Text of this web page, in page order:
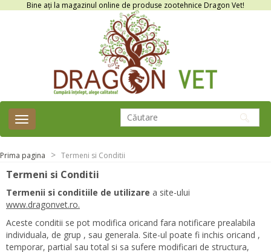
Bine ați la magazinul online de produse zootehnice Dragon Vet!
Toggle
navigation
Prima pagina Termeni si Conditii
Termeni si Conditii
Termenii si conditiile de utilizare a site-ului
www.dragonvet.ro.
Aceste conditii se pot modifica oricand fara notificare prealabila
individuala, de grup , sau generala. Site-ul poate fi inchis oricand ,
temporar, partial sau total si sa sufere modificari de structura,